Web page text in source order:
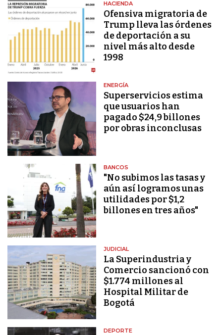
HACIENDA
Ofensiva migratoria de
Trump lleva las órdenes
de deportación a su
nivel más alto desde
1998
ENERGÍA
Superservicios estima
que usuarios han
pagado $24,9 billones
por obras inconclusas
BANCOS
"No subimos las tasas y
aún así logramos unas
utilidades por $1,2
billones en tres años"
JUDICIAL
La Superindustria y
Comercio sancionó con
$1.774 millones al
Hospital Militar de
Bogotá
DEPORTE